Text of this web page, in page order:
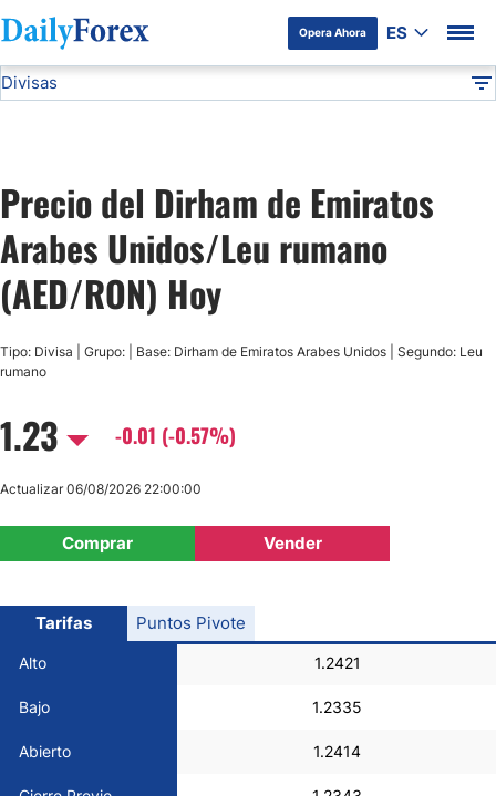
Opera Ahora ES
Divulgación del Anunciante
Divisas
USD/JPY
GBP/USD
USD/CHF
Precio del Dirham de Emiratos
Arabes Unidos/Leu rumano
(AED/RON) Hoy
Tipo: Divisa | Grupo: | Base: Dirham de Emiratos Arabes Unidos | Segundo: Leu
rumano
1.23 -0.01 (-0.57%)
Comprar Vender
Actualizar 06/08/2026 22:00:00
Tarifas
Alto 1.2421
Bajo 1.2335
Abierto 1.2414
Puntos Pivote